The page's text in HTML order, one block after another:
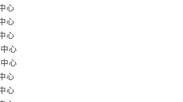
心
心
心
心
心
心
心